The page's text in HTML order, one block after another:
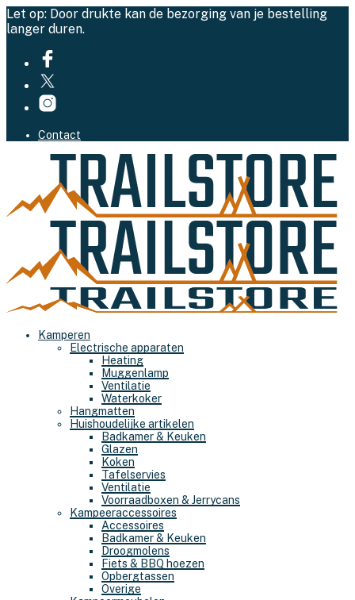
Let op: Door drukte kan de bezorging van je bestelling
langer duren.
Contact
Kamperen
Electrische apparaten
Heating
Muggenlamp
Ventilatie
Waterkoker
Hangmatten
Huishoudelijke artikelen
Badkamer & Keuken
Glazen
Koken
Tafelservies
Ventilatie
Voorraadboxen & Jerrycans
Kampeeraccessoires
Accessoires
Badkamer & Keuken
Droogmolens
Fiets & BBQ hoezen
Opbergtassen
Overige